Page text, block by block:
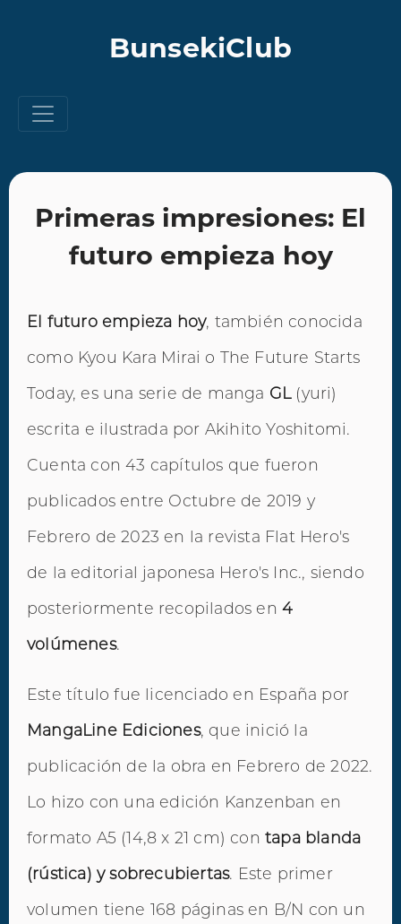
BunsekiClub
Primeras impresiones: El
futuro empieza hoy
El futuro empieza hoy, también conocida
como Kyou Kara Mirai o The Future Starts
Today, es una serie de manga GL(yuri)
escrita e ilustrada por Akihito Yoshitomi.
Cuenta con 43 capítulos que fueron
publicados entre Octubre de 2019 y
Febrero de 2023 en la revista Flat Hero's
de la editorial japonesa Hero's Inc., siendo
posteriormente recopilados en 4
volúmenes.
Este título fue licenciado en España por
MangaLine Ediciones, que inició la
publicación de la obra en Febrero de 2022.
Lo hizo con una edición Kanzenban en
formato A5 (14,8 x 21 cm) con tapa blanda
(rústica) y sobrecubiertas. Este primer
volumen tiene 168 páginas en B/N con un